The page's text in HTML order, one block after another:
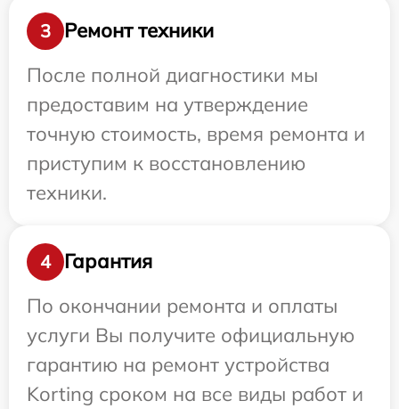
3
Ремонт техники
После полной диагностики мы
предоставим на утверждение
точную стоимость, время ремонта и
приступим к восстановлению
техники.
4
Гарантия
По окончании ремонта и оплаты
услуги Вы получите официальную
гарантию на ремонт устройства
Korting сроком на все виды работ и